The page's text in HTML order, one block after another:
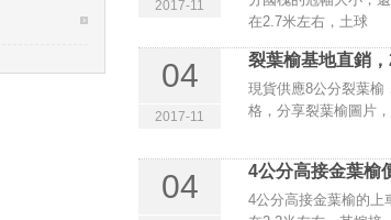
2017-11
在2.7米左右，土球
04
2017-11
裂葉榆基地直銷
現貨供應8公分裂葉榆
格，分享裂葉榆圖片
基地現有8公分裂葉榆
04 4公分高接金葉榆
4公分高接金葉榆的上